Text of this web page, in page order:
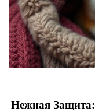
Нежная